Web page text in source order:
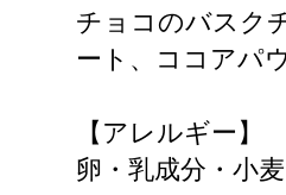
チョコのバスク
ート、ココアパ
【アレルギー】
卵・乳成分・小